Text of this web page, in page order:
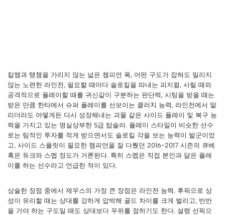
칼챔과 탱챔을 가리지 않는 넓은 챔피언 폭, 어떤 구도가 잡혀도 밀리지
않는 노련한 라인전, 필요할 때마다 솔로킬을 따내는 피지컬, 사릴 때와
공격적으로 플레이할 때를 귀신같이 구분하는 판단력, 시팅을 받을 때는
받은 만큼 한타에서 슈퍼 플레이를 선보이는 클러치 능력, 라인전에서 말
리더라도 어떻게든 다시 성장해내는 괴물 같은 사이드 플레이 및 복구 능
력을 가지고 있는 명실상부한 S급 탑솔러. 플레이 스타일이 비슷한 선수
로는 팀적인 투자를 적게 받으면서도 솔로킬 각을 보는 능력이 발군이었
고, 사이드 스플릿이 필요한 챔피언을 잘 다뤘던 2016~2017 시즌의 큐베
혹은 듀크와 스멥 정도가 거론된다. 특히 스멥은 직접 본인과 닮은 플레
이를 하는 선수라고 언급한 적이 있다.
상술한 장점 중에서 제우스의 가장 큰 장점은 라인전 능력. 후픽으로 상
성이 유리할 때는 상대를 강하게 압박해 골드 차이를 크게 벌리고, 반반
을 가야 하는 구도일 때도 상대보다 우위를 점하기도 한다. 설령 선픽으